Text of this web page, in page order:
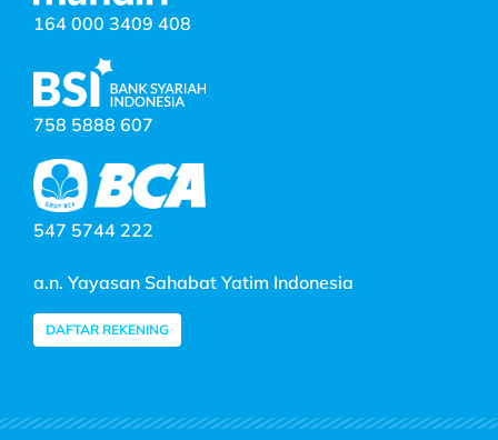
164 000 3409 408
758 5888 607
547 5744 222
a.n. Yayasan Sahabat Yatim Indonesia
DAFTAR REKENING